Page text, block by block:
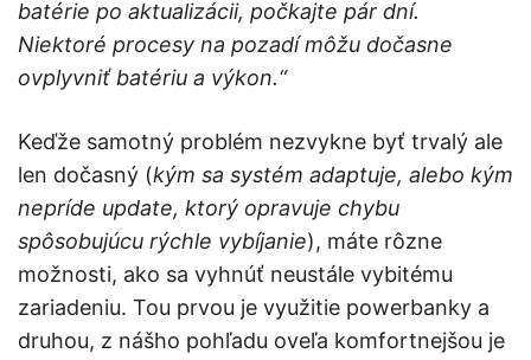
batérie po aktualizácii, počkajte pár dní.
Niektoré procesy na pozadí môžu dočasne
ovplyvniť batériu a výkon.“
Keďže samotný problém nezvykne byť trvalý ale
len dočasný (kým sa systém adaptuje, alebo kým
nepríde update, ktorý opravuje chybu
spôsobujúcu rýchle vybíjanie), máte rôzne
možnosti, ako sa vyhnúť neustále vybitému
zariadeniu. Tou prvou je využitie powerbanky a
druhou, z nášho pohľadu oveľa komfortnejšou je